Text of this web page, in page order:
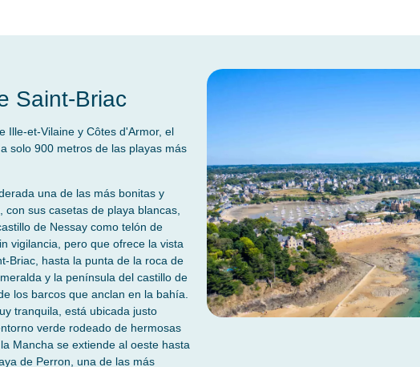
Saint-Briac
Ille-et-Vilaine y Côtes d'Armor, el
solo 900 metros de las playas más
una de las más bonitas y
sus casetas de playa blancas,
de Nessay como telón de
vigilancia, pero que ofrece la vista
Briac, hasta la punta de la roca de
y la península del castillo de
los barcos que anclan en la bahía.
tranquila, está ubicada justo
verde rodeado de hermosas
Mancha se extiende al oeste hasta
de Perron, una de las más